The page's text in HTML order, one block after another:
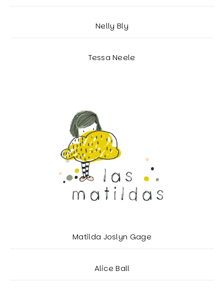
Nelly Bly
Tessa Neele
Matilda Joslyn Gage
Alice Ball